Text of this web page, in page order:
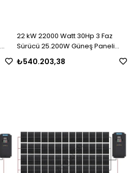
22 kW 22000 Watt 30Hp 3 Faz
Sürücü 25.200W Güneş Paneli
₺540.203,38